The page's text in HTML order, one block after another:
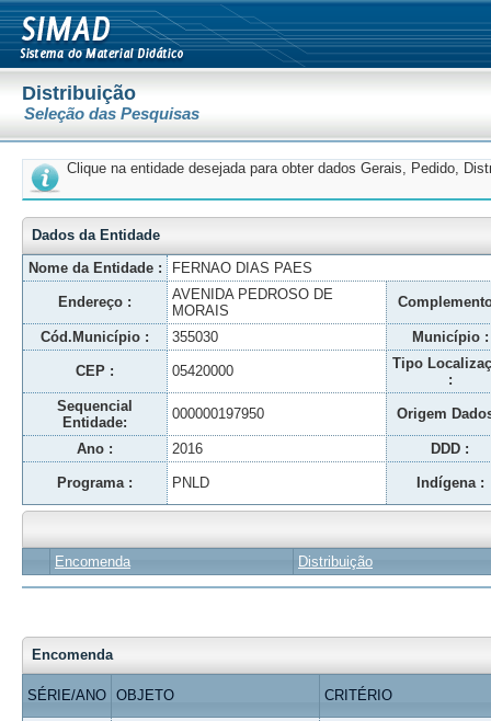
Distribuição
Seleção das Pesquisas
Clique na entidade desejada para obter dados Gerais, Pedido,
Dados da Entidade
Nome da Entidade :
FERNAO DIAS PAES
Endereço :
AVENIDA PEDROSO DE
MORAIS
Cód.Município : 355030 Município :
CEP : 05420000
Tipo
:
Sequencial
Entidade:
000000197950 Origem
Ano : 2016 DDD :
Programa : PNLD Indígena :
Encomenda Distribuição
Encomenda
SÉRIE/ANO OBJETO CRITÉRIO